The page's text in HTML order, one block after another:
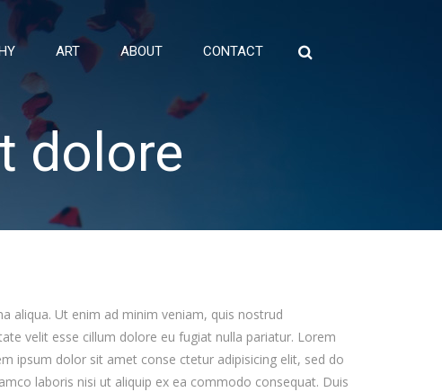
ART ABOUT CONTACT
Search
dolore
aliqua. Ut enim ad minim veniam, quis nostrud
velit esse cillum dolore eu fugiat nulla pariatur. Lorem
ipsum dolor sit amet conse ctetur adipisicing elit, sed do
laboris nisi ut aliquip ex ea commodo consequat. Duis